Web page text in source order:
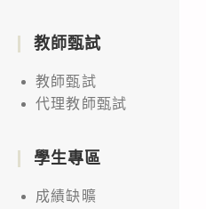
教師甄試
教師甄試
代理教師甄試
學生專區
成績缺曠